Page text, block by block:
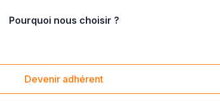
Pourquoi nous choisir ?
Devenir adhérent